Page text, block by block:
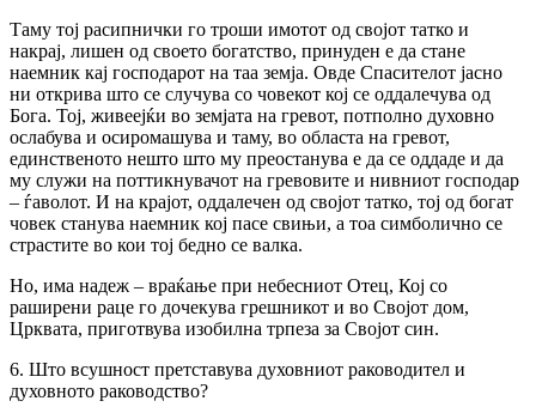
Таму тој расипнички го троши имотот од својот татко и
накрај, лишен од своето богатство, принуден е да стане
наемник кај господарот на таа земја. Овде Спасителот јасно
ни открива што се случува со човекот кој се оддалечува од
Бога. Тој, живеејќи во земјата на гревот, потполно духовно
ослабува и осиромашува и таму, во областа на гревот,
единственото нешто што му преостанува е да се оддаде и да
му служи на поттикнувачот на гревовите и нивниот господар
– ѓаволот. И на крајот, оддалечен од својот татко, тој од богат
човек станува наемник кој пасе свињи, а тоа симболично се
страстите во кои тој бедно се валка.
Но, има надеж – враќање при небесниот Отец, Кој со
раширени раце го дочекува грешникот и во Својот дом,
Црквата, приготвува изобилна трпеза за Својот син.
6. Што всушност претставува духовниот раководител и
духовното раководство?